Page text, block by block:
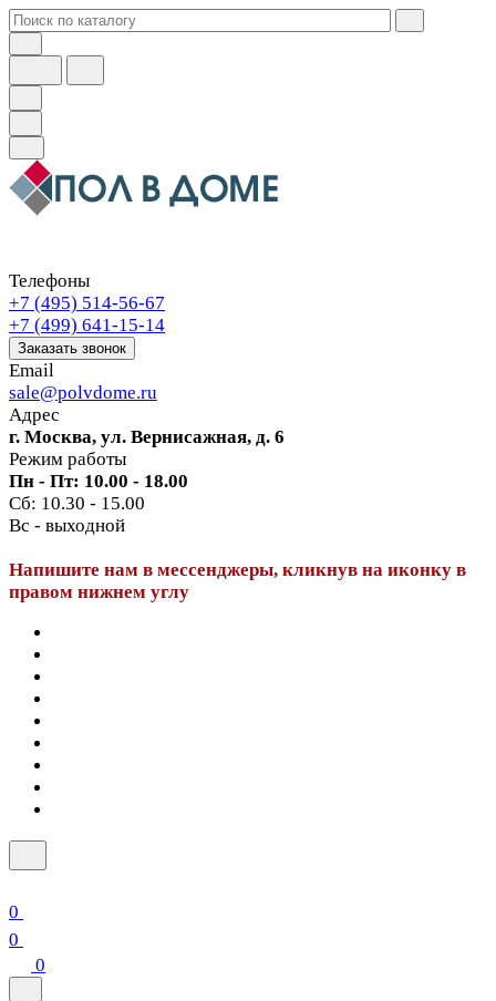
Телефоны
+7 (495) 514-56-67
+7 (499) 641-15-14
Заказать звонок
Email
sale@polvdome.ru
Адрес
г. Москва, ул. Вернисажная, д. 6
Режим работы
Пн - Пт: 10.00 - 18.00
Сб: 10.30 - 15.00
Вс - выходной
Напишите нам в мессенджеры, кликнув на иконку в
правом нижнем углу
0
0
0